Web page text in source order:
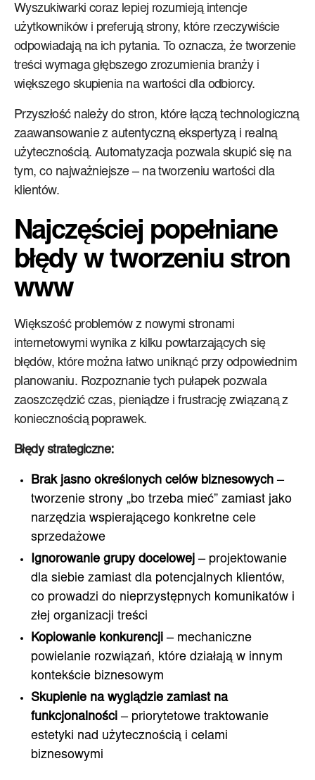
Wyszukiwarki coraz lepiej rozumieją intencje
użytkowników i preferują strony, które rzeczywiście
odpowiadają na ich pytania. To oznacza, że tworzenie
treści wymaga głębszego zrozumienia branży i
większego skupienia na wartości dla odbiorcy.
Przyszłość należy do stron, które łączą technologiczną
zaawansowanie z autentyczną ekspertyzą i realną
użytecznością. Automatyzacja pozwala skupić się na
tym, co najważniejsze – na tworzeniu wartości dla
klientów.
Najczęściej popełniane
błędy w tworzeniu stron
www
Większość problemów z nowymi stronami
internetowymi wynika z kilku powtarzających się
błędów, które można łatwo uniknąć przy odpowiednim
planowaniu. Rozpoznanie tych pułapek pozwala
zaoszczędzić czas, pieniądze i frustrację związaną z
koniecznością poprawek.
Błędy strategiczne:
Brak jasno określonych celów biznesowych –
tworzenie strony „bo trzeba mieć” zamiast jako
narzędzia wspierającego konkretne cele
sprzedażowe
Ignorowanie grupy docelowej – projektowanie
dla siebie zamiast dla potencjalnych klientów,
co prowadzi do nieprzystępnych komunikatów i
złej organizacji treści
Kopiowanie konkurencji – mechaniczne
powielanie rozwiązań, które działają w innym
kontekście biznesowym
Skupienie na wyglądzie zamiast na
funkcjonalności – priorytetowe traktowanie
estetyki nad użytecznością i celami
biznesowymi